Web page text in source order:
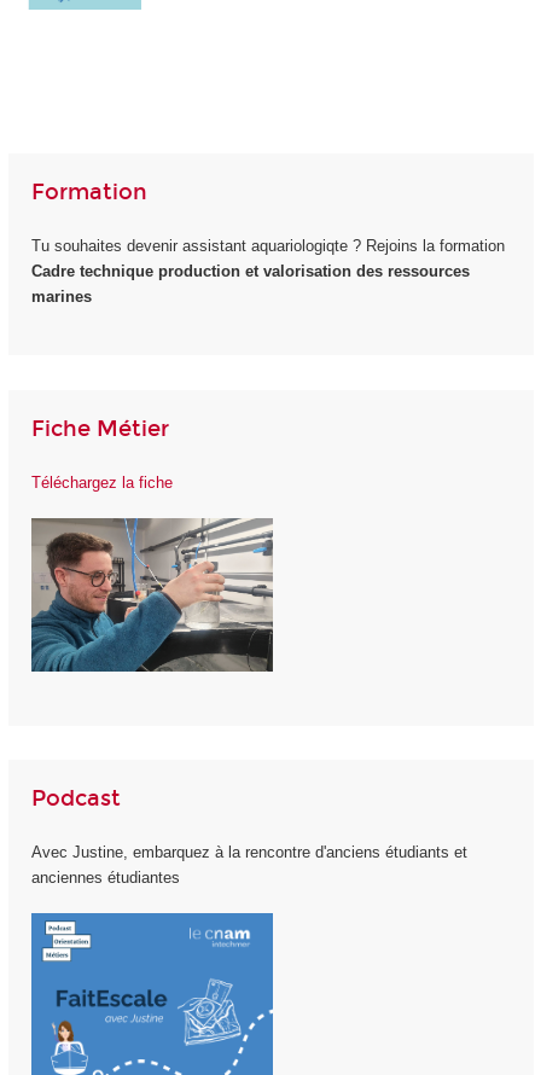
Formation
Tu souhaites devenir assistant aquariologiqte ? Rejoins la formation
Cadre technique production et valorisation des ressources
marines
Fiche Métier
Téléchargez la fiche
Podcast
Avec Justine, embarquez à la rencontre d'anciens étudiants et
anciennes étudiantes